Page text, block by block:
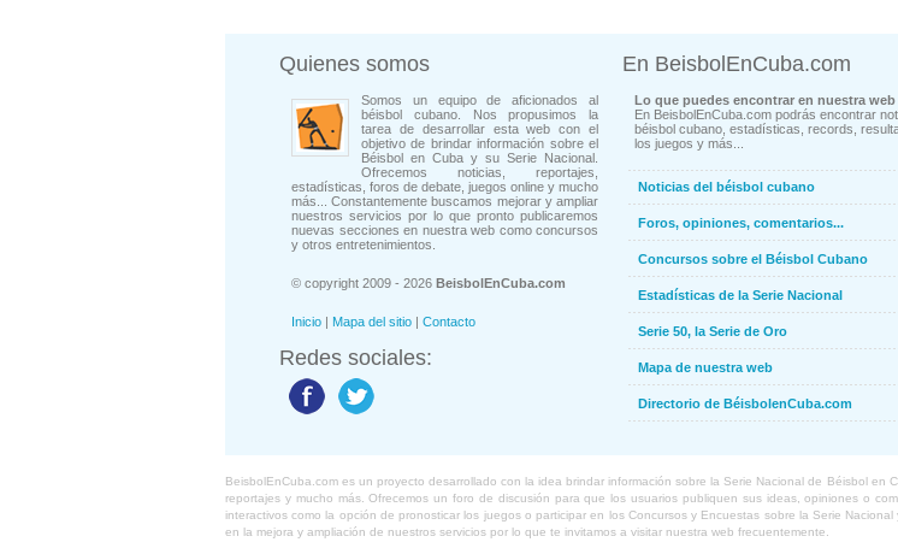
Quienes somos
Somos un equipo de aficionados al
béisbol cubano. Nos propusimos la
tarea de desarrollar esta web con el
objetivo de brindar información sobre el
Béisbol en Cuba y su Serie Nacional.
Ofrecemos noticias, reportajes,
estadísticas, foros de debate, juegos online y mucho
más... Constantemente buscamos mejorar y ampliar
nuestros servicios por lo que pronto publicaremos
nuevas secciones en nuestra web como concursos
y otros entretenimientos.
© copyright 2009 - 2026 BeisbolEnCuba.com
Inicio | Mapa del sitio | Contacto
Redes sociales:
En BeisbolEnCuba.com
Lo que puedes encontrar en nuestra web
En BeisbolEnCuba.com podrás encontrar
béisbol cubano, estadísticas, records,
los juegos y más...
Noticias del béisbol cubano
Foros, opiniones, comentarios...
Concursos sobre el Béisbol Cubano
Estadísticas de la Serie Nacional
Serie 50, la Serie de Oro
Mapa de nuestra web
Directorio de BéisbolenCuba.com
BeisbolEnCuba.com es un proyecto desarrollado con la idea brindar información sobre la Serie Nacional de Béisbol en
reportajes y mucho más. Ofrecemos un foro de discusión para que los usuarios publiquen sus ideas, opiniones o
interactivos como la opción de pronosticar los juegos o participar en los Concursos y Encuestas sobre la Serie
en la mejora y ampliación de nuestros servicios por lo que te invitamos a visitar nuestra web frecuentemente.